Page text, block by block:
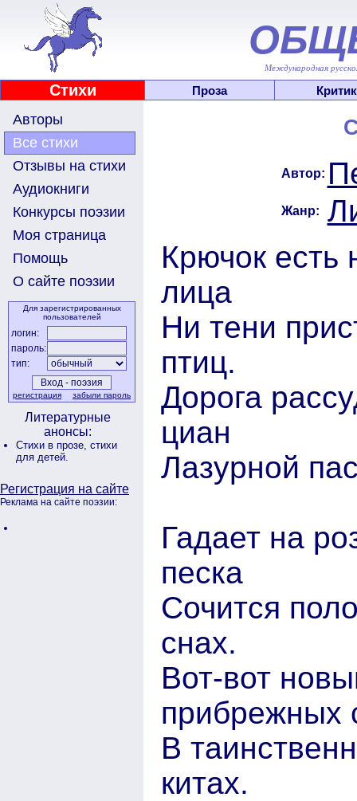
Международная
Стихи Проза
Авторы
Все стихи
Отзывы на стихи
Аудиокниги
Конкурсы поэзии
Моя страница
Помощь
О сайте поэзии
Для зарегистрированных
пользователей
логин:
пароль:
тип:
регистрация забыли пароль
Литературные
анонсы:
Стихи в прозе, стихи
для детей.
Регистрация на сайте
Реклама на сайте поэзии:
Автор:
Жанр:
Крючок есть
лица
Ни тени
птиц.
Дорога
циан
Лазурной
Гадает на
песка
Сочится
снах.
Вот-вот
прибрежных
В
китах.